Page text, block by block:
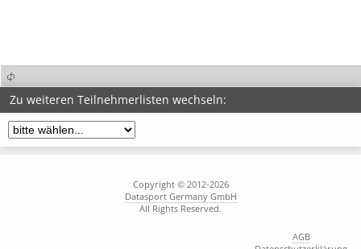
Zu weiteren Teilnehmerlisten wechseln:
Copyright © 2012-2026
Datasport Germany GmbH
All Rights Reserved.
AGB